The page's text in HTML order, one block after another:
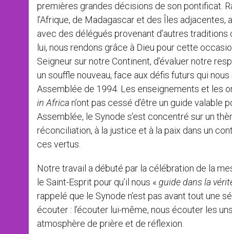
premières grandes décisions de son pontificat.
l’Afrique, de Madagascar et des Îles
avec des délégués provenant d’autres
lui, nous rendons grâce à Dieu pour cette
Seigneur sur notre Continent, d’évaluer notre
un souffle nouveau, face aux défis futurs qui
Assemblée de 1994. Les enseignements et les
in African’ont pas cessé d’être un guide
Assemblée, le Synode s’est concentré sur un
réconciliation, à la justice et à la paix dans un
ces vertus.
Notre travail a débuté par la célébration de la
le Saint-Esprit pour qu’il nous « guide dans la
rappelé que le Synode n’est pas avant tout une
écouter : l’écouter lui-même, nous écouter les
atmosphère de prière et de réflexion.